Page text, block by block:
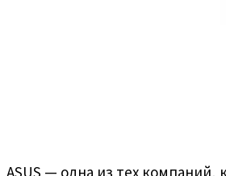
ASUS — одна из тех компаний,